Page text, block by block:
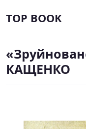
TOP BOOK
КАЩЕНКО